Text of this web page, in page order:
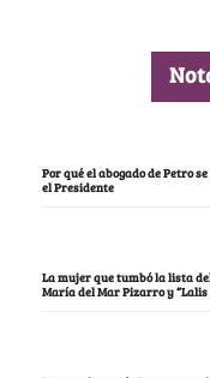
Por qué el abogado de Petro
el Presidente
La mujer que tumbó la lista
María del Mar Pizarro y “Lalis